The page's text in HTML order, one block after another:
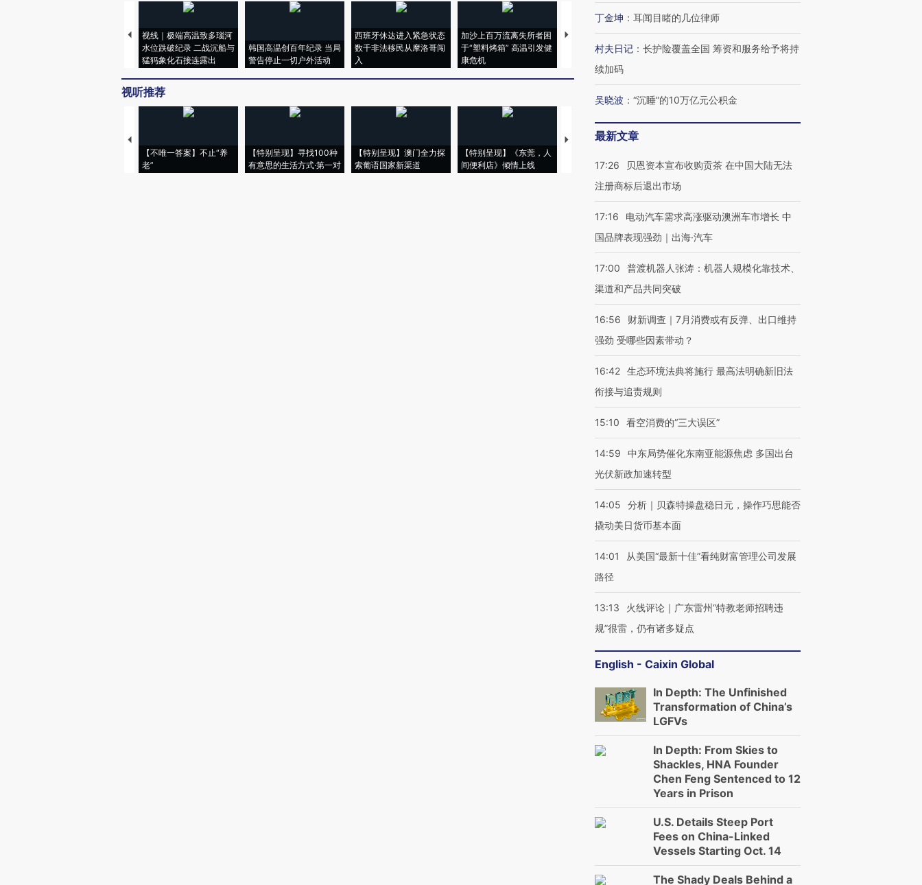
视线｜极端高温致多瑙河
水位跌破纪录 二战沉船与
猛犸象化石接连露出
韩国高温创百年纪录 当局
警告停止一切户外活动
西班牙休达进入紧急状态
数千非法移民从摩洛哥闯
入
加沙上百万流离失所者困
于“塑料烤箱” 高温引发健
康危机
马航飞行员跨国走私7万
粒摇头丸 尿检体内含3种
视线｜HYROX的吸金
术：是什么让中产们甘
泽连斯基密集出访美英 索
视听推荐
【不唯一答案】不止“养
老”
【特别呈现】寻找100种
有意思的生活方式·第一对
【特别呈现】澳门全力探
索葡语国家新渠道
【特别呈现】《东莞，人
间便利店》倾情上线
【推广】走进第四届链博
有意思的生活方式·第三对
住三大增长引擎是什么？
丁金坤 ： 耳闻目睹的几位律师
村夫日记 ： 长护险覆盖全国 筹资和服务给予将持
续加码
吴晓波 ： “沉睡”的10万亿元公积金
最新文章
17:26
贝恩资本宣布收购贡茶 在中国大陆无法
注册商标后退出市场
17:16
电动汽车需求高涨驱动澳洲车市增长 中
国品牌表现强劲｜出海·汽车
17:00
普渡机器人张涛：机器人规模化靠技术、
渠道和产品共同突破
16:56
财新调查｜7月消费或有反弹、出口维持
强劲 受哪些因素带动？
16:42 生态环境法典将施行 最高法明确新旧法
衔接与追责规则
15:10 看空消费的“三大误区”
14:59
中东局势催化东南亚能源焦虑 多国出台
光伏新政加速转型
14:05
分析｜贝森特操盘稳日元，操作巧思能否
撬动美日货币基本面
14:01
从美国“最新十佳”看纯财富管理公司发展
路径
13:13
火线评论｜广东雷州“特教老师招聘违
规”很雷，仍有诸多疑点
English - Caixin Global
In Depth: The Unfinished
Transformation of China’s
LGFVs
In Depth: From Skies to
Shackles, HNA Founder
Chen Feng Sentenced to 12
Years in Prison
U.S. Details Steep Port
Fees on China-Linked
Vessels Starting Oct. 14
The Shady Deals Behind a